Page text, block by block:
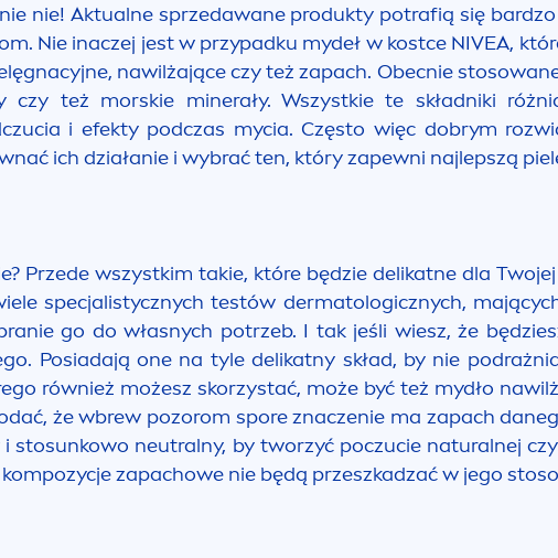
nie! Aktualne sprzedawane produkty potrafią się
Nie inaczej jest w przypadku mydeł w kostce NIVEA,
nawilżające czy też zapach. Obecnie
czy też morskie minerały. Wszystkie te składniki
i efekty podczas mycia. Często więc dobrym
ich działanie i wybrać ten, który zapewni najlepszą
Przede wszystkim takie, które będzie delikatne dla
specjalistycznych testów dermatologicznych,
go do własnych potrzeb. I tak jeśli wiesz, że
Posiadają one na tyle delikatny skład, by nie
również możesz skorzystać, może być też mydło
że wbrew pozorom spore znaczenie ma zapach
i stosunkowo neutralny, by tworzyć poczucie naturalnej
zapachowe nie będą przeszkadzać w jego